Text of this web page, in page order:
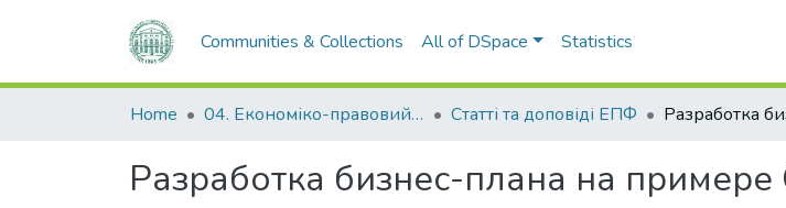
Communities & Collections All of DSpace Statistics
Home 04. Економіко-правовий факультет Статті та доповіді ЕПФ
Разработка бизнес-плана на